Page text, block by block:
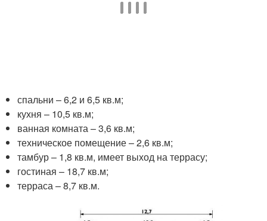
спальни – 6,2 и 6,5 кв.м;
кухня – 10,5 кв.м;
ванная комната – 3,6 кв.м;
техническое помещение – 2,6 кв.м;
тамбур – 1,8 кв.м, имеет выход на террасу;
гостиная – 18,7 кв.м;
терраса – 8,7 кв.м.